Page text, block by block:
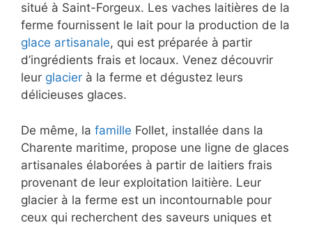
situé à Saint-Forgeux. Les vaches laitières de la
ferme fournissent le lait pour la production de la
glace artisanale, qui est préparée à partir
d’ingrédients frais et locaux. Venez découvrir
leur glacier à la ferme et dégustez leurs
délicieuses glaces.
De même, la famille Follet, installée dans la
Charente maritime, propose une ligne de glaces
artisanales élaborées à partir de laitiers frais
provenant de leur exploitation laitière. Leur
glacier à la ferme est un incontournable pour
ceux qui recherchent des saveurs uniques et